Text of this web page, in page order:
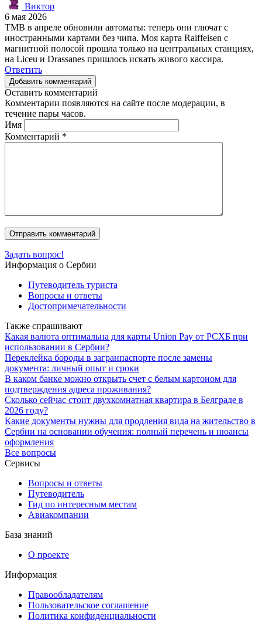
Виктор
6 мая 2026
TMB в апреле обновили автоматы: теперь они глючат с
иностранными картами без чипа. Моя карта Raiffeisen с
магнитной полосой прошла только на центральных станциях,
на Liceu и Drassanes пришлось искать живого кассира.
Ответить
Добавить комментарий
Оставить комментарий
Комментарии появляются на сайте после модерации, в
течение пары часов.
Имя
Комментарий *
Задать вопрос!
Информация о Сербии
Путеводитель туриста
Вопросы и ответы
Достопримечательности
Также спрашивают
Какая валюта оптимальна для карты Union Pay от РСХБ при
использовании в Сербии?
Переклейка бороды в загранпаспорте после замены
документа: личный опыт и сроки
В каком банке можно открыть счет с белым картоном для
подтверждения адреса проживания?
Сколько сейчас стоит двухкомнатная квартира в Белграде в
2026 году?
Какие документы нужны для продления вида на жительство в
Сербии на основании обучения: полный перечень и нюансы
оформления
Все вопросы
Сервисы
Вопросы и ответы
Путеводитель
Гид по интересным местам
Авиакомпании
База знаний
О проекте
Информация
Правообладателям
Пользовательское соглашение
Политика конфиденциальности